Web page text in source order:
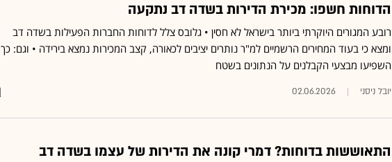
הדוחות חשפו: מכירת הדירות בשדה דב נתקעה
רובע המגורים היוקרתי ביותר בישראל לא חסין • גלובס צלל לדוחות החברות הפעילות בשדה דב
ומצא כי בעוד המחירים הרשמיים למ"ר נותרים יציבים לכאורה, קצב המכירות נמצא בירידה • וגם: כך
השפיעו מבצעי הקבלנים על הנתונים בשטח
יובל ניסני 02.06.2026
התאוששות בדוחות? דמרי קונה את הדירות של עצמו בשדה דב